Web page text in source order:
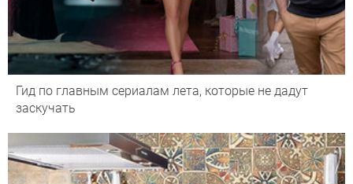
Гид по главным сериалам лета, которые не дадут
заскучать